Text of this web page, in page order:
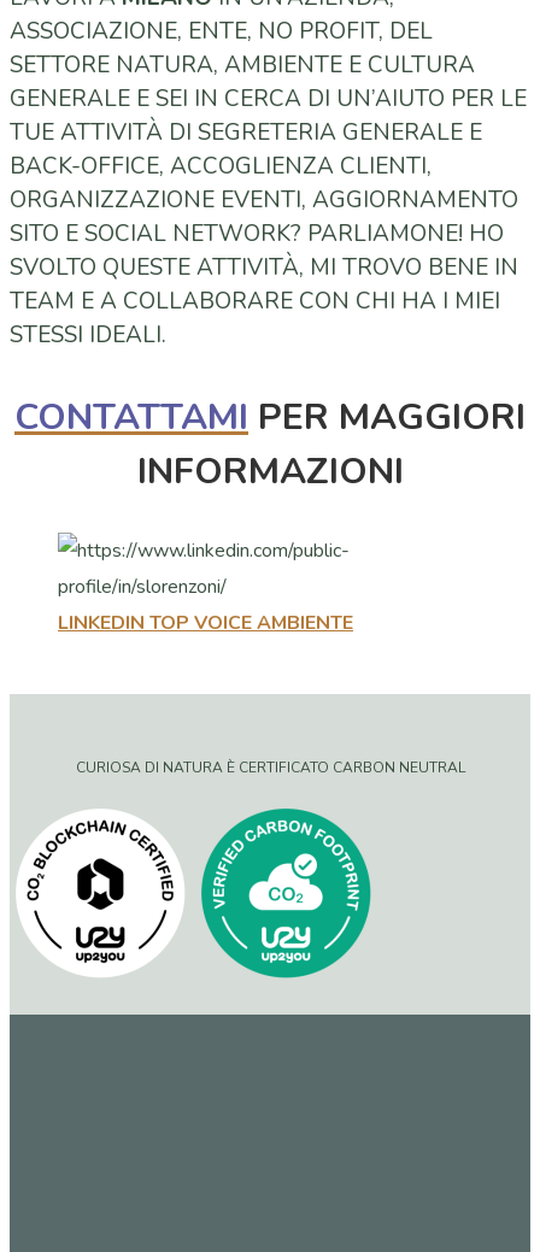
ASSOCIAZIONE, ENTE, NO PROFIT, DEL
SETTORE NATURA, AMBIENTE E CULTURA
GENERALE E SEI IN CERCA DI UN’AIUTO PER LE
TUE ATTIVITÀ DI SEGRETERIA GENERALE E
BACK-OFFICE, ACCOGLIENZA CLIENTI,
ORGANIZZAZIONE EVENTI, AGGIORNAMENTO
SITO E SOCIAL NETWORK? PARLIAMONE! HO
SVOLTO QUESTE ATTIVITÀ, MI TROVO BENE IN
TEAM E A COLLABORARE CON CHI HA I MIEI
STESSI IDEALI.
CONTATTAMI PER MAGGIORI
INFORMAZIONI
LINKEDIN TOP VOICE AMBIENTE
CURIOSA DI NATURA È CERTIFICATO CARBON NEUTRAL